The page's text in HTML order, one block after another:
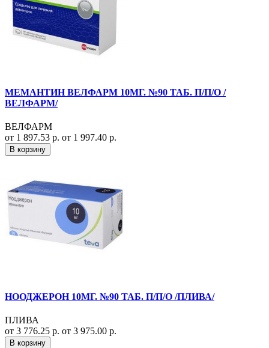
МЕМАНТИН ВЕЛФАРМ 10МГ. №90 ТАБ. П/П/О /
ВЕЛФАРМ/
ВЕЛФАРМ
от 1 897.53 р. от 1 997.40 р.
В корзину
НООДЖЕРОН 10МГ. №90 ТАБ. П/П/О /ПЛИВА/
ПЛИВА
от 3 776.25 р. от 3 975.00 р.
В корзину